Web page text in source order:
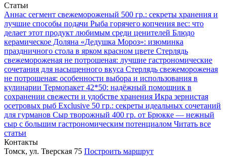
Статьи
Аннаc сегмент свежемороженый 500 гр.: секреты хранения и
лучшие способы подачи Рыба горячего копчения вес: что
делает этот продукт любимым среди ценителей Блюдо
керамическое Доляна «Дедушка Мороз»: изюминка
праздничного стола в ярком красном цвете Стерлядь
свежемороженая не потрошеная: лучшие гастрономические
сочетания для насыщенного вкуса Стерлядь свежемороженая
не потрошеная: особенности выбора и использования в
кулинарии Термопакет 42*50: надёжный помощник в
сохранении свежести и удобстве хранения Икра зернистая
осетровых рыб Exclusive 50 гр.: секреты идеальных сочетаний
для гурманов Сыр творожный 400 гр. от Брюкке — нежный
сыр с большим гастрономическим потенциалом Читать все
статьи
Контакты
Томск, ул. Тверская 75 Построить маршрут